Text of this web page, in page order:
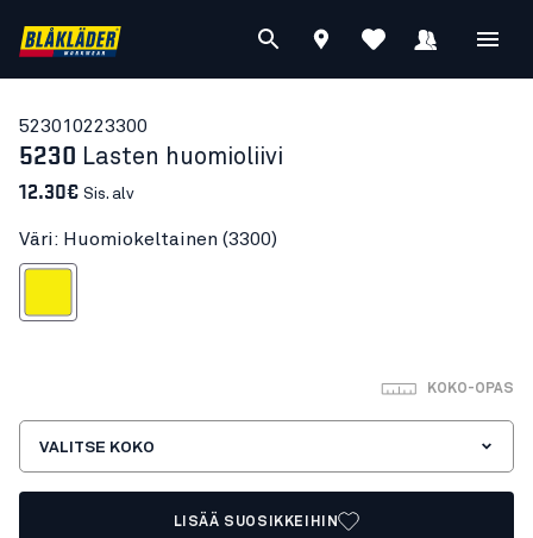
523010223300
5230 Lasten huomioliivi
12.30€ Sis. alv
Väri: Huomiokeltainen (3300)
KOKO-OPAS
VALITSE KOKO
LISÄÄ SUOSIKKEIHIN